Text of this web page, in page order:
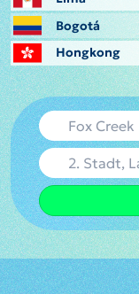
Bogotá
Hongkong